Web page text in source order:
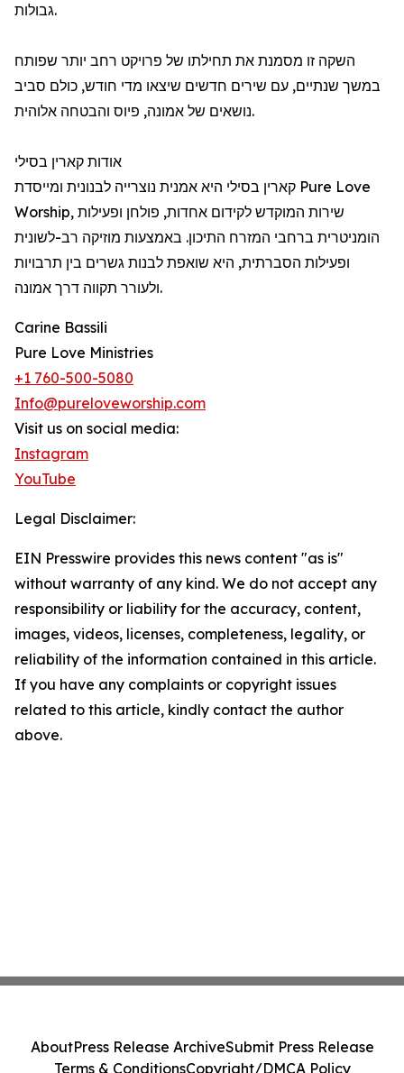
גבולות.
השקה זו מסמנת את תחילתו של פרויקט רחב יותר שפותח
במשך שנתיים, עם שירים חדשים שיצאו מדי חודש, כולם סביב
נושאים של אמונה, פיוס והבטחה אלוהית.
אודות קארין בסילי
קארין בסילי היא אמנית נוצרייה לבנונית ומייסדת Pure Love
Worship, שירות המוקדש לקידום אחדות, פולחן ופעילות
הומניטרית ברחבי המזרח התיכון. באמצעות מוזיקה רב-לשונית
ופעילות הסברתית, היא שואפת לבנות גשרים בין תרבויות
ולעורר תקווה דרך אמונה.
Carine Bassili
Pure Love Ministries
+1 760-500-5080
Info@pureloveworship.com
Visit us on social media:
Instagram
YouTube
Legal Disclaimer:
EIN Presswire provides this news content "as is"
without warranty of any kind. We do not accept any
responsibility or liability for the accuracy, content,
images, videos, licenses, completeness, legality, or
reliability of the information contained in this article.
If you have any complaints or copyright issues
related to this article, kindly contact the author
above.
AboutPress Release ArchiveSubmit Press Release
Terms & ConditionsCopyright/DMCA Policy